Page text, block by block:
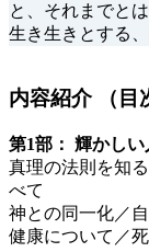
と、それまでと
生き生きとする
内容紹介 （目
第1部： 輝かし
真理の法則を知
べて
神との同一化／
健康について／